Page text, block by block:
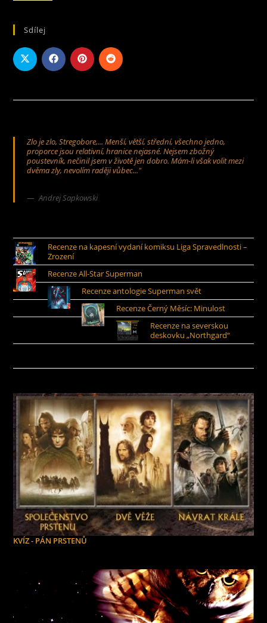
Sdílej
Zlo je zlo, Stregobore,... Menší, větší, střední, všechno jedno,
proporce jsou relativní, hranice nejasné. Nejsem zbožný
poustevník, nečinil jsem v životě jen dobro. Mám-li však volit mezi
dvěma zly, nevolím raději vůbec..."
Andrej Sapkowski
Recenze na kapesní vydaní komiksu Liga Spravedlnosti –
Zrození
Recenze All-Star Superman
Recenze antologie Superman svět
Recenze Černý Měsíc: Minulost
Recenze na severskou
deskovku „Northgard“
KVÍZ - PÁN PRSTENŮ